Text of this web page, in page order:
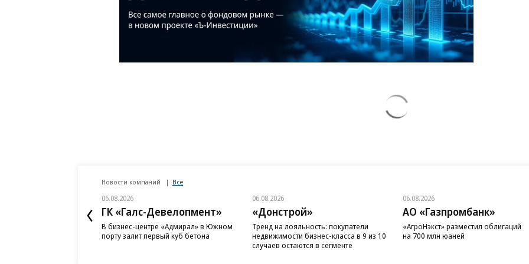
Новости компаний Все
06.08.2026
ГК «Галс-Девелопмент»
В бизнес-центре «Адмирал» в Южном
порту залит первый куб бетона
06.08.2026
«Донстрой»
Тренд на лояльность: покупатели
недвижимости бизнес-класса в 9 из 10
случаев остаются в сегменте
06.08.2026
АО «Газпромбанк»
«АгроНэкст» разместил облигаций
на 700 млн юаней